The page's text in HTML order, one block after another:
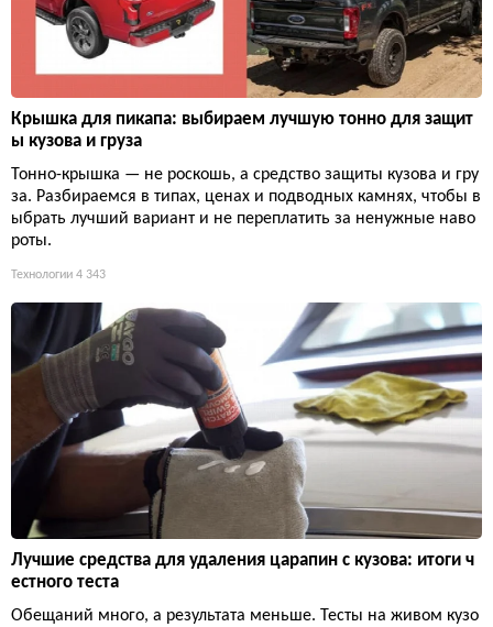
Крышка для пикапа: выбираем лучшую тонно для защит
ы кузова и груза
Тонно-крышка — не роскошь, а средство защиты кузова и гру
за. Разбираемся в типах, ценах и подводных камнях, чтобы в
ыбрать лучший вариант и не переплатить за ненужные наво
роты.
Технологии 4 343
Лучшие средства для удаления царапин с кузова: итоги ч
естного теста
Обещаний много, а результата меньше. Тесты на живом кузо